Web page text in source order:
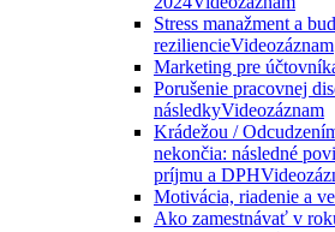
Stress manažment a
reziliencieVideozáznam
Marketing pre
Porušenie pracovnej
následkyVideozáznam
Krádežou /
nekončia: následné
príjmu a DPH
Motivácia, riadenie a
Ako zamestnávať v